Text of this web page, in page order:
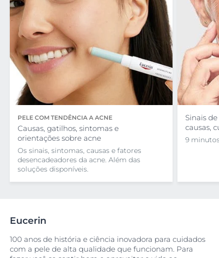
PELE COM TENDÊNCIA A ACNE
Causas, gatilhos, sintomas e
orientações sobre acne
Os sinais, sintomas, causas e fatores
desencadeadores da acne. Além das
soluções disponíveis.
Sinais
causas,
9
Eucerin
100 anos de história e ciência inovadora para cuidados
com a pele de alta qualidade que funcionam. Para